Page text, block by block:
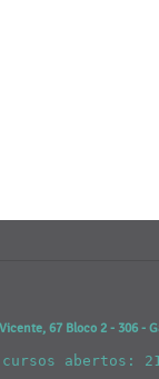
67 Bloco 2 - 306 -
abertos: